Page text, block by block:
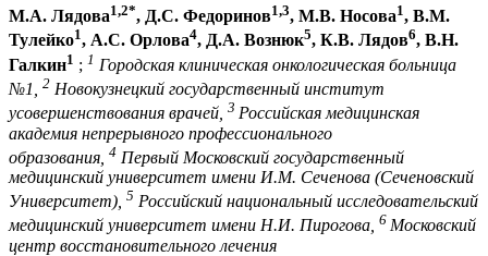
М.А. Лядова1,2*, Д.С. Федоринов1,3, М.В. Носова1, В.М.
Тулейко1, А.C. Орлова4, Д.А. Вознюк5, К.В. Лядов6, В.Н.
Галкин1 ; 1 Городская клиническая онкологическая больница
№1, 2 Новокузнецкий государственный институт
усовершенствования врачей, 3 Российская медицинская
академия непрерывного профессионального
образования, 4 Первый Московский государственный
медицинский университет имени И.М. Сеченова (Сеченовский
Университет), 5 Российский национальный исследовательский
медицинский университет имени Н.И. Пирогова, 6 Московский
центр восстановительного лечения